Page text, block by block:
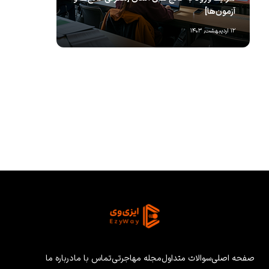
آزمون‌ها]
۱۲ اردیبهشت, ۱۴۰۳
صفحه اصلیسوالات متداولمجله مهاجرتیتماس با مادرباره ما